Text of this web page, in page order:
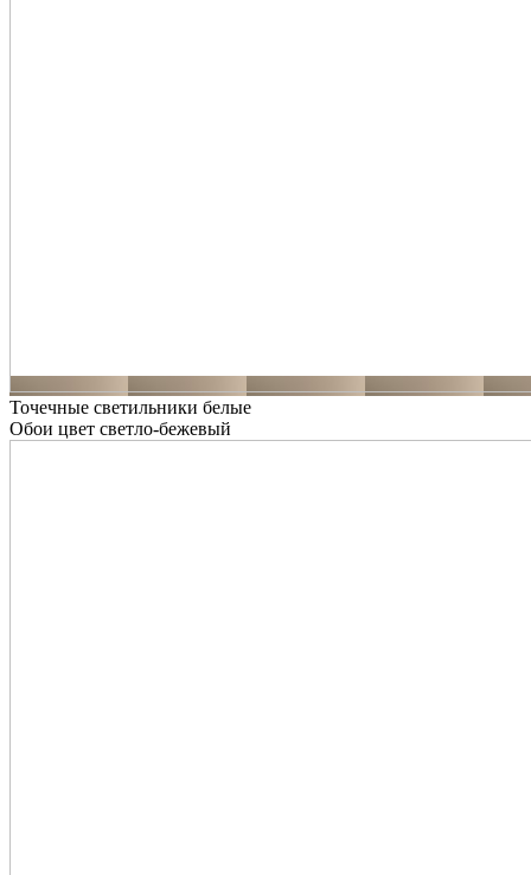
Точечные светильники белые
Обои цвет светло-бежевый